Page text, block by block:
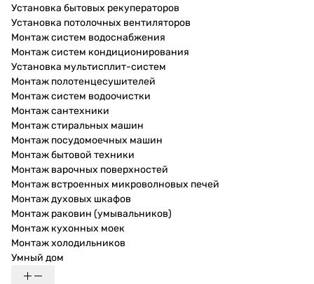
Установка бытовых рекуператоров
Установка потолочных вентиляторов
Монтаж систем водоснабжения
Монтаж систем кондиционирования
Установка мультисплит-систем
Монтаж полотенцесушителей
Монтаж систем водоочистки
Монтаж сантехники
Монтаж стиральных машин
Монтаж посудомоечных машин
Монтаж бытовой техники
Монтаж варочных поверхностей
Монтаж встроенных микроволновых печей
Монтаж духовых шкафов
Монтаж раковин (умывальников)
Монтаж кухонных моек
Монтаж холодильников
Умный дом